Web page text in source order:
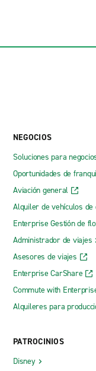
NEGOCIOS
Soluciones para
Oportunidades de
Aviación general
Alquiler de vehículos
Enterprise Gestión de
Administrador de viajes
Asesores de viajes
Enterprise CarShare
Commute with
Alquileres para
PATROCINIOS
Disney